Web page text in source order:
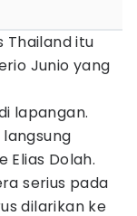
Thailand itu
Junio yang
lapangan.
Dolah.
serius pada
dilarikan ke